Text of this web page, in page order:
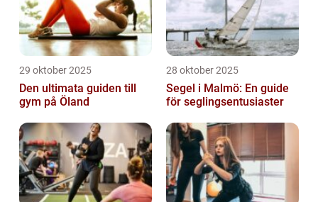
29 oktober 2025
Den ultimata guiden till
gym på Öland
28 oktober 2025
Segel i Malmö: En guide
för seglingsentusiaster